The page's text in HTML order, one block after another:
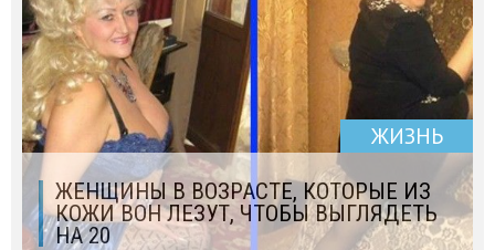
ЖИЗНЬ
ЖЕНЩИНЫ В ВОЗРАСТЕ, КОТОРЫЕ ИЗ
КОЖИ ВОН ЛЕЗУТ, ЧТОБЫ ВЫГЛЯДЕТЬ
НА 20